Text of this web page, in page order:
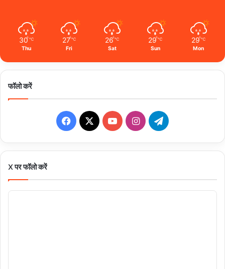
30 ℃
Thu
27 ℃
Fri
26 ℃
Sat
29 ℃
Sun
29 ℃
Mon
फॉलो करें
Facebook
X YouTubeInstagramTelegram
X पर फॉलो करें